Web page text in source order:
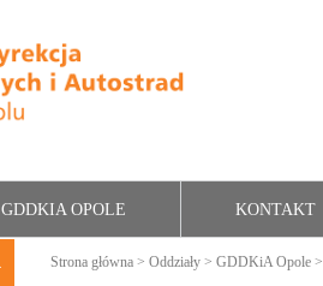
GDDKIA OPOLE KONTAKT
Strona główna > Oddziały > GDDKiA Opole >